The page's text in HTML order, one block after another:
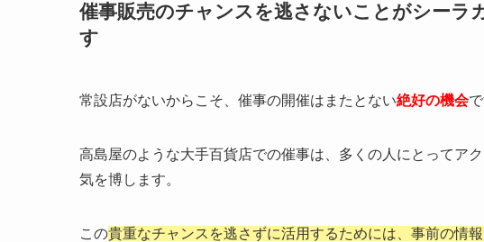
催事販売のチャンスを逃さないことがシーラ
す
常設店がないからこそ、催事の開催はまたとない絶好の機会で
高島屋のような大手百貨店での催事は、多くの人にとってア
気を博します。
この貴重なチャンスを逃さずに活用するためには、事前の情